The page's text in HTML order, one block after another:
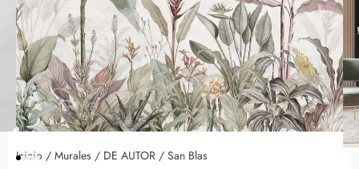
Inicio / Murales / DE AUTOR / San Blas